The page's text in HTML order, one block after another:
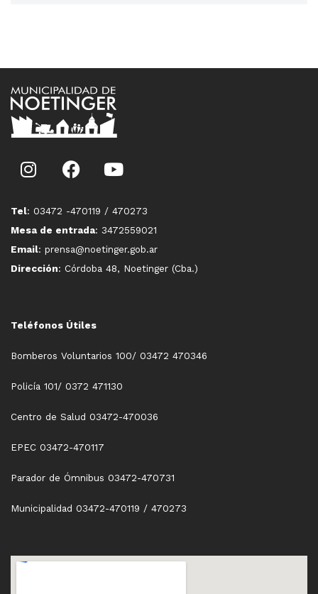
Tel: 03472 -470119 / 470273
Mesa de entrada: 3472559021
Email: prensa@noetinger.gob.ar
Dirección: Córdoba 48, Noetinger (Cba.)
Teléfonos Útiles
Bomberos Voluntarios 100/ 03472 470346
Policía 101/ 0372 471130
Centro de Salud 03472-470036
EPEC 03472-470117
Parador de Ómnibus 03472-470731
Municipalidad 03472-470119 / 470273